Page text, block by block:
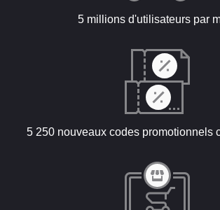
5 millions d'utilisateurs par
5 250 nouveaux codes promotionnels